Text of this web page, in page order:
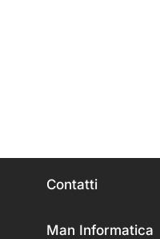
Contatti
Man Informatica